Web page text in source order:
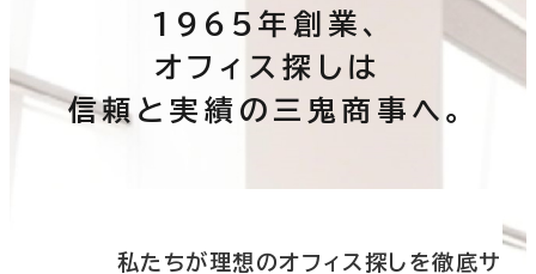
1965年創業、
オフィス探しは
信頼と実績の三鬼商事へ。
私たちが理想のオフィス探しを徹底サ